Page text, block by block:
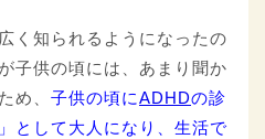
く知られるようになったの
子供の頃には、あまり聞か
め、 子供の頃にADHDの診
として大人になり、生活で